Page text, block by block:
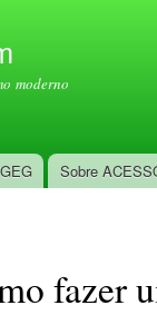
moderno
Sobre
fazer